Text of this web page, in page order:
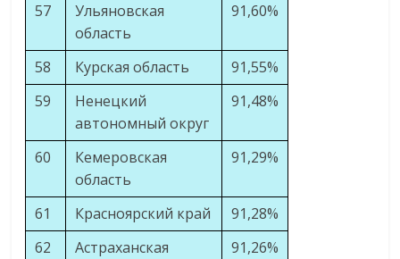
57
Ульяновская
область
91,60%
58 Курская область
91,55%
59
Ненецкий
автономный округ
91,48%
60
Кемеровская
область
91,29%
61 Красноярский край
91,28%
62
Астраханская
91,26%